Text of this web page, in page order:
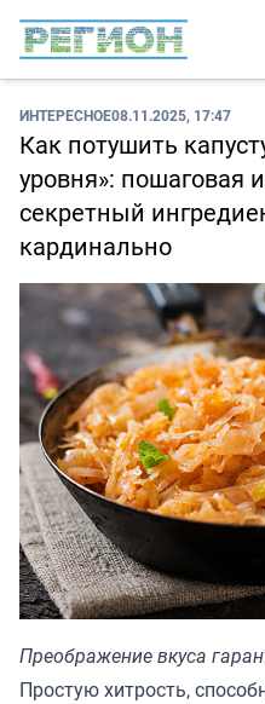
ИНТЕРЕСНОЕ08.11.2025, 17:47
Как потушить
уровня»: пошаговая
секретный
кардинально
Преображение вкуса
Простую хитрость,